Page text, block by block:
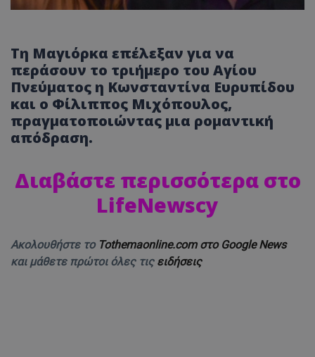
Τη Μαγιόρκα επέλεξαν για να
περάσουν το τριήμερο του Αγίου
Πνεύματος η Κωνσταντίνα Ευρυπίδου
και ο Φίλιππος Μιχόπουλος,
πραγματοποιώντας μια ρομαντική
απόδραση.
Διαβάστε περισσότερα στο
LifeNewscy
Ακολουθήστε το Tothemaonline.com στο Google News
και μάθετε πρώτοι όλες τις ειδήσεις